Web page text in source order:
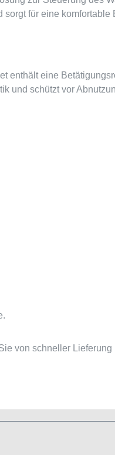
für eine komfortable
enthält eine
und schützt vor
von schneller